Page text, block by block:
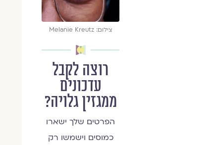
צילום: Melanie Kreutz
רוצה לקבל
עדכונים
ממגזין גלויה?
הפרטים שלך ישארו
כמוסים וישמשו רק